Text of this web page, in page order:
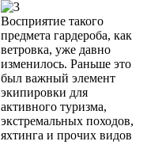
Восприятие такого
предмета гардероба, как
ветровка, уже давно
изменилось. Раньше это
был важный элемент
экипировки для
активного туризма,
экстремальных походов,
яхтинга и прочих видов